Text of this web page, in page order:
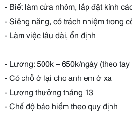
- Biết làm cửa nhôm, lắp đặt kính
- Siêng năng, có trách nhiệm trong
- Làm việc lâu dài, ổn định
- Lương: 500k – 650k/ngày (theo tay
- Có chỗ ở lại cho anh em ở xa
- Lương thưởng tháng 13
- Chế độ bảo hiểm theo quy định